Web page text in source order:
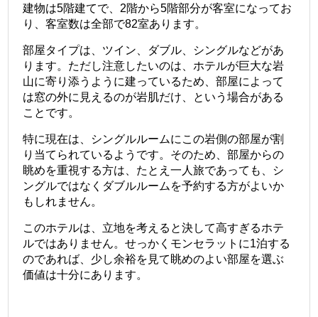
建物は5階建てで、2階から5階部分が客室になってお
り、客室数は全部で82室あります。
部屋タイプは、ツイン、ダブル、シングルなどがあ
ります。ただし注意したいのは、ホテルが巨大な岩
山に寄り添うように建っているため、部屋によって
は窓の外に見えるのが岩肌だけ、という場合がある
ことです。
特に現在は、シングルルームにこの岩側の部屋が割
り当てられているようです。そのため、部屋からの
眺めを重視する方は、たとえ一人旅であっても、シ
ングルではなくダブルルームを予約する方がよいか
もしれません。
このホテルは、立地を考えると決して高すぎるホテ
ルではありません。せっかくモンセラットに1泊する
のであれば、少し余裕を見て眺めのよい部屋を選ぶ
価値は十分にあります。